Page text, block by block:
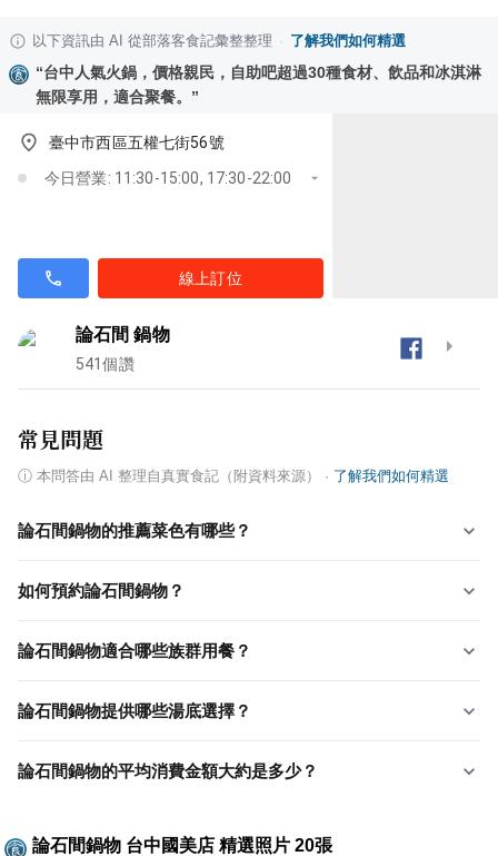
以下資訊由 AI 從部落客食記彙整整理 · 了解我們如何精選
“台中人氣火鍋，價格親民，自助吧超過30種食材、飲品和冰淇淋
無限享用，適合聚餐。 ”
臺中市西區五權七街56號
今日營業: 11:30-15:00, 17:30-22:00
線上訂位
論石間 鍋物
541個讚
常見問題
ⓘ 本問答由 AI 整理自真實食記（附資料來源） · 了解我們如何精選
論石間鍋物的推薦菜色有哪些？
如何預約論石間鍋物？
論石間鍋物適合哪些族群用餐？
論石間鍋物提供哪些湯底選擇？
論石間鍋物的平均消費金額大約是多少？
論石間鍋物 台中國美店 精選照片 20張